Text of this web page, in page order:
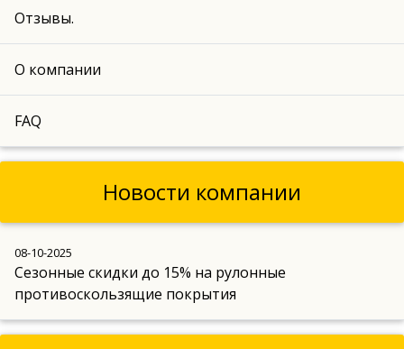
Отзывы.
О компании
FAQ
Новости компании
08-10-2025
Сезонные скидки до 15% на рулонные
противоскользящие покрытия